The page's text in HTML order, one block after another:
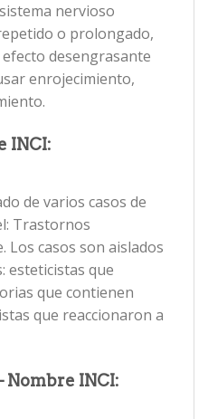
nervioso
o prolongado,
desengrasante
enrojecimiento,
INCI:
de varios casos de
Trastornos
casos son aislados
esteticistas que
que contienen
que reaccionaron a
Nombre INCI: